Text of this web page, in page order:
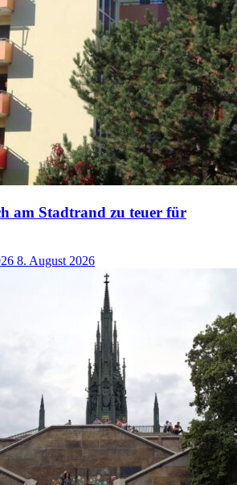
am Stadtrand zu teuer für
8. August 2026